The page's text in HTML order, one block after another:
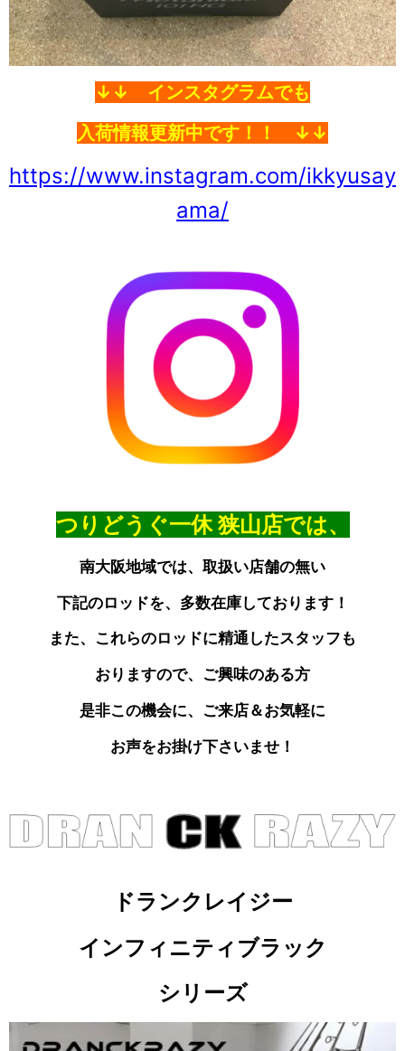
↓↓ インスタグラムでも
入荷情報更新中です！！ ↓↓
https://www.instagram.com/ikkyusay
ama/
つりどうぐ一休狭山店では、
南大阪地域では、取扱い店舗の無い
下記のロッドを、多数在庫しております！
また、これらのロッドに精通したスタッフも
おりますので、 ご興味のある方
是非この機会に、ご来店＆お気軽に
お声をお掛け下さいませ！
ドランクレイジー
インフィニティブラック
シリーズ